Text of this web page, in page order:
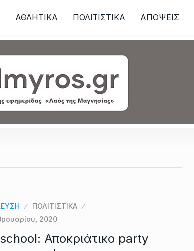
ΑΘΛΗΤΙKA ΠΟΛΙΤΙΣΤΙΚΑ ΑΠΟΨΕΙΣ
ΠΟΛΙΤΙΣΤΙΚΑ
2020
Αποκριάτικο party